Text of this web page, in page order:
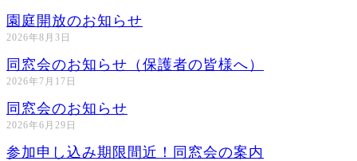
園庭開放のお知らせ
2026年8月3日
同窓会のお知らせ（保護者の皆様へ）
2026年7月17日
同窓会のお知らせ
2026年6月29日
参加申し込み期限間近！同窓会の案内